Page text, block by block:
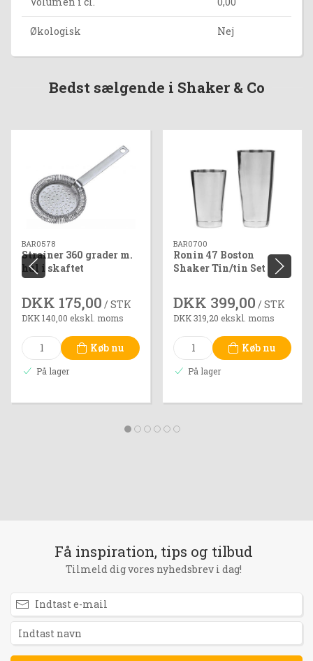
Økologisk Nej
Bedst sælgende i Shaker & Co
BAR0578
Strainer 360 grader m.
hul i skaftet
DKK 175,00 / STK
DKK 140,00 ekskl. moms
Køb nu
På lager
BAR0700
Ronin 47 Boston
Shaker Tin/tin Set
DKK 399,00 / STK
DKK 319,20 ekskl. moms
Køb nu
På lager
Få inspiration, tips og tilbud
Tilmeld dig vores nyhedsbrev i dag!